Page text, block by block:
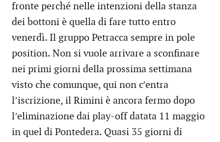
fronte perché nelle intenzioni della stanza
dei bottoni è quella di fare tutto entro
venerdì. Il gruppo Petracca sempre in pole
position. Non si vuole arrivare a sconfinare
nei primi giorni della prossima settimana
visto che comunque, qui non c’entra
l’iscrizione, il Rimini è ancora fermo dopo
l’eliminazione dai play-off datata 11 maggio
in quel di Pontedera. Quasi 35 giorni di